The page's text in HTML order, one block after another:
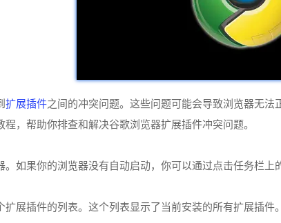
扩展插件之间的冲突问题。这些问题可能会导致浏览器无
，帮助你排查和解决谷歌浏览器扩展插件冲突问题。
如果你的浏览器没有自动启动，你可以通过点击任务栏上
展插件的列表。这个列表显示了当前安装的所有扩展插件